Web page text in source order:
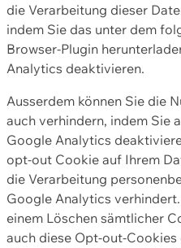
die Verarbeitung dieser
indem Sie das unter dem
Browser-Plugin
Analytics deaktivieren.
Ausserdem können Sie die
auch verhindern, indem Sie
Google Analytics
opt-out Cookie auf Ihrem
die Verarbeitung
Google Analytics
einem Löschen sämtlicher
auch diese Opt-out-